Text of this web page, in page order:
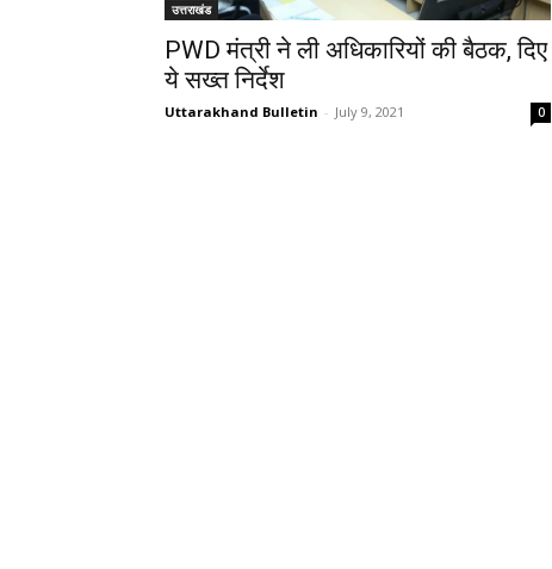
उत्तराखंड
PWD मंत्री ने ली अधिकारियों की बैठक, दिए
ये सख्त निर्देश
Uttarakhand Bulletin - July 9, 2021 0